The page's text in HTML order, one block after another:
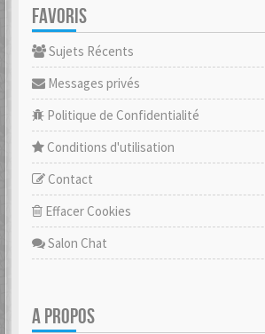
FAVORIS
Sujets Récents
Messages privés
Politique de Confidentialité
Conditions d'utilisation
Contact
Effacer Cookies
Salon Chat
A PROPOS